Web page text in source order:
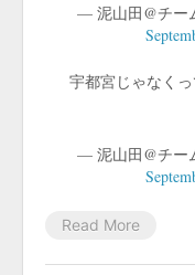
— 泥山田@チー
宇都宮じゃなく
— 泥山田@チー
Read More